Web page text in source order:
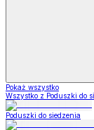
Pokaż wszystko
Wszystko z Poduszki do
Poduszki do siedzenia